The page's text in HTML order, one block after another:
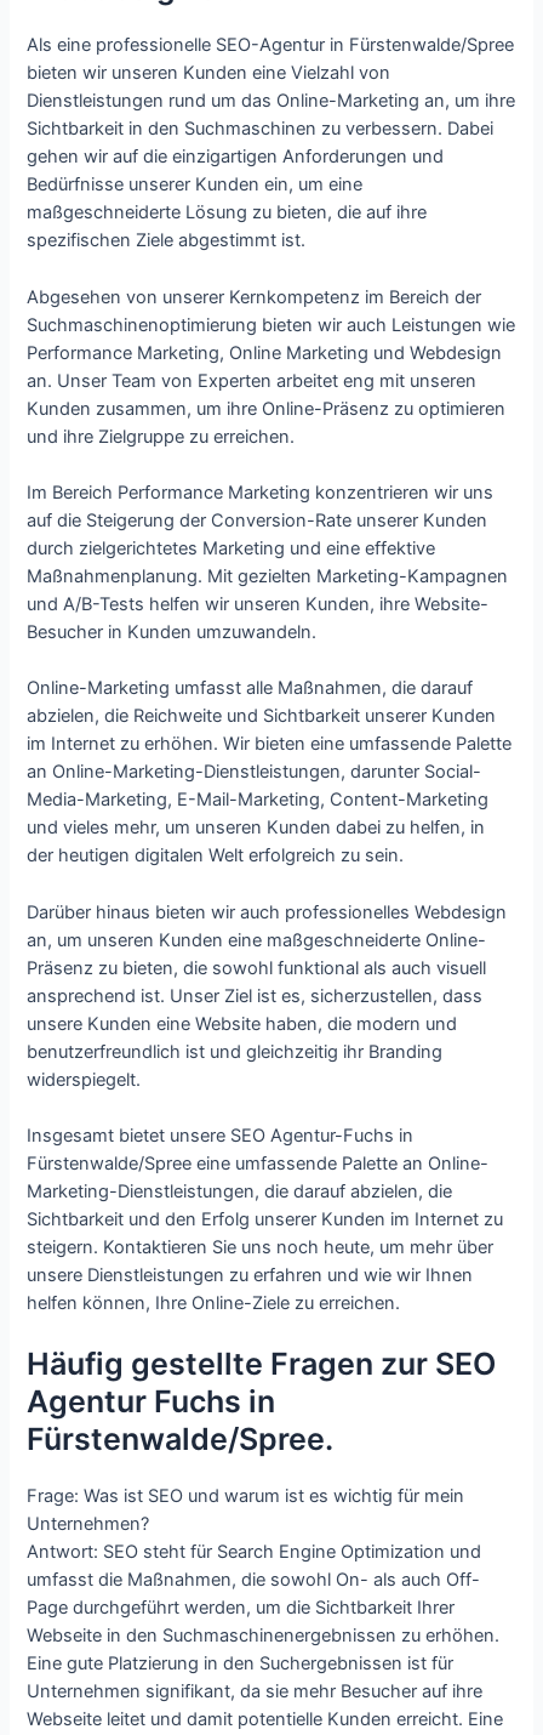
Als eine professionelle SEO-Agentur in Fürstenwalde/Spree
bieten wir unseren Kunden eine Vielzahl von
Dienstleistungen rund um das Online-Marketing an, um ihre
Sichtbarkeit in den Suchmaschinen zu verbessern. Dabei
gehen wir auf die einzigartigen Anforderungen und
Bedürfnisse unserer Kunden ein, um eine
maßgeschneiderte Lösung zu bieten, die auf ihre
spezifischen Ziele abgestimmt ist.
Abgesehen von unserer Kernkompetenz im Bereich der
Suchmaschinenoptimierung bieten wir auch Leistungen wie
Performance Marketing, Online Marketing und Webdesign
an. Unser Team von Experten arbeitet eng mit unseren
Kunden zusammen, um ihre Online-Präsenz zu optimieren
und ihre Zielgruppe zu erreichen.
Im Bereich Performance Marketing konzentrieren wir uns
auf die Steigerung der Conversion-Rate unserer Kunden
durch zielgerichtetes Marketing und eine effektive
Maßnahmenplanung. Mit gezielten Marketing-Kampagnen
und A/B-Tests helfen wir unseren Kunden, ihre Website-
Besucher in Kunden umzuwandeln.
Online-Marketing umfasst alle Maßnahmen, die darauf
abzielen, die Reichweite und Sichtbarkeit unserer Kunden
im Internet zu erhöhen. Wir bieten eine umfassende Palette
an Online-Marketing-Dienstleistungen, darunter Social-
Media-Marketing, E-Mail-Marketing, Content-Marketing
und vieles mehr, um unseren Kunden dabei zu helfen, in
der heutigen digitalen Welt erfolgreich zu sein.
Darüber hinaus bieten wir auch professionelles Webdesign
an, um unseren Kunden eine maßgeschneiderte Online-
Präsenz zu bieten, die sowohl funktional als auch visuell
ansprechend ist. Unser Ziel ist es, sicherzustellen, dass
unsere Kunden eine Website haben, die modern und
benutzerfreundlich ist und gleichzeitig ihr Branding
widerspiegelt.
Insgesamt bietet unsere SEO Agentur-Fuchs in
Fürstenwalde/Spree eine umfassende Palette an Online-
Marketing-Dienstleistungen, die darauf abzielen, die
Sichtbarkeit und den Erfolg unserer Kunden im Internet zu
steigern. Kontaktieren Sie uns noch heute, um mehr über
unsere Dienstleistungen zu erfahren und wie wir Ihnen
helfen können, Ihre Online-Ziele zu erreichen.
Häufig gestellte Fragen zur SEO
Agentur Fuchs in
Fürstenwalde/Spree.
Frage: Was ist SEO und warum ist es wichtig für mein
Unternehmen?
Antwort: SEO steht für Search Engine Optimization und
umfasst die Maßnahmen, die sowohl On- als auch Off-
Page durchgeführt werden, um die Sichtbarkeit Ihrer
Webseite in den Suchmaschinenergebnissen zu erhöhen.
Eine gute Platzierung in den Suchergebnissen ist für
Unternehmen signifikant, da sie mehr Besucher auf ihre
Webseite leitet und damit potentielle Kunden erreicht. Eine